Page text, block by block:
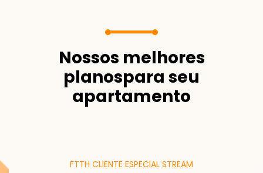
Nossos melhores
planospara seu
apartamento
FTTH CLIENTE ESPECIAL STREAM